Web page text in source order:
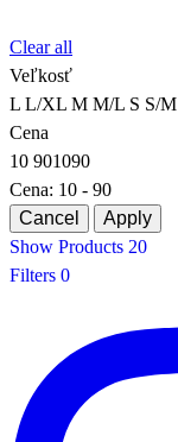
Clear all
Veľkosť
L L/XL M M/L S S/M
Cena
10 901090
Cena: 10 - 90
Show Products 20
Filters 0